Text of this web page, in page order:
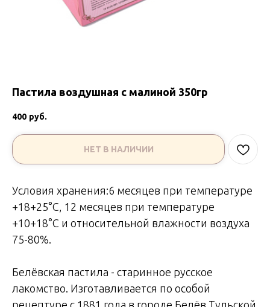
Пастила воздушная с малиной 350гр
400 руб.
НЕТ В НАЛИЧИИ
Условия хранения:6 месяцев при температуре
+18+25°С, 12 месяцев при температуре
+10+18°С и относительной влажности воздуха
75-80%.
Белёвская пастила - старинное русское
лакомство. Изготавливается по особой
рецептуре с 1881 года в городе Белёв Тульской